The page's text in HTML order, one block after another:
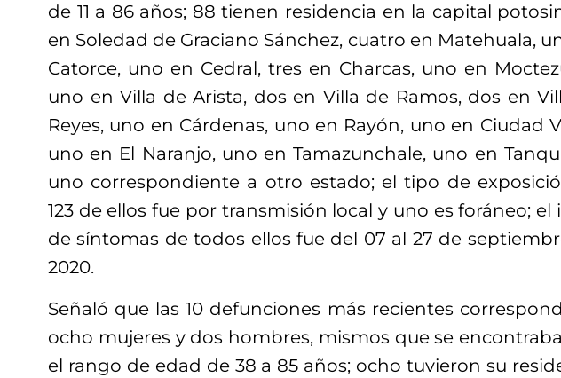
de 11 a 86 años; 88 tienen residencia en la capital
en Soledad de Graciano Sánchez, cuatro en Matehuala,
Catorce, uno en Cedral, tres en Charcas, uno en
uno en Villa de Arista, dos en Villa de Ramos, dos en
Reyes, uno en Cárdenas, uno en Rayón, uno en Ciudad
uno en El Naranjo, uno en Tamazunchale, uno en
uno correspondiente a otro estado; el tipo de
123 de ellos fue por transmisión local y uno es foráneo; el
de síntomas de todos ellos fue del 07 al 27 de
2020.
Señaló que las 10 defunciones más recientes
ocho mujeres y dos hombres, mismos que se
el rango de edad de 38 a 85 años; ocho tuvieron su